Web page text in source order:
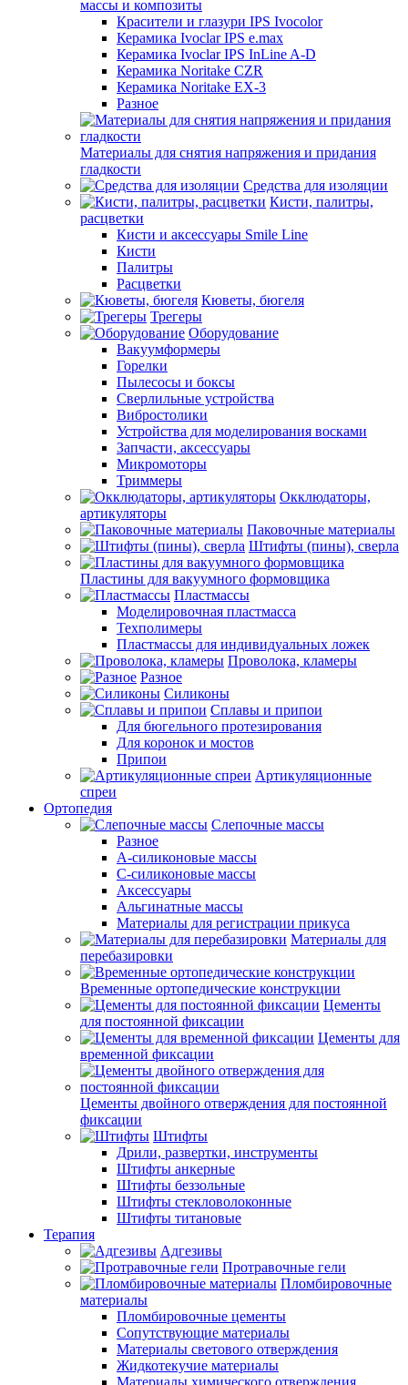
массы и композиты
Красители и глазури IPS Ivocolor
Керамика Ivoclar IPS e.max
Керамика Ivoclar IPS InLine A-D
Керамика Noritake CZR
Керамика Noritake EX-3
Разное
Материалы для снятия напряжения и придания
гладкости
Средства для изоляции
Кисти, палитры,
расцветки
Кисти и аксессуары Smile Line
Кисти
Палитры
Расцветки
Кюветы, бюгеля
Трегеры
Оборудование
Вакуумформеры
Горелки
Пылесосы и боксы
Сверлильные устройства
Вибростолики
Устройства для моделирования восками
Запчасти, аксессуары
Микромоторы
Триммеры
Окклюдаторы,
артикуляторы
Паковочные материалы
Штифты (пины), сверла
Пластины для вакуумного формовщика
Пластмассы
Моделировочная пластмасса
Техполимеры
Пластмассы для индивидуальных ложек
Проволока, кламеры
Разное
Силиконы
Сплавы и припои
Для бюгельного протезирования
Для коронок и мостов
Припои
Артикуляционные
спреи
Ортопедия
Слепочные массы
Разное
А-силиконовые массы
С-силиконовые массы
Аксессуары
Альгинатные массы
Материалы для регистрации прикуса
Материалы для
перебазировки
Временные ортопедические конструкции
Цементы
для постоянной фиксации
Цементы для
временной фиксации
Цементы двойного отверждения для постоянной
фиксации
Штифты
Дрили, развертки, инструменты
Штифты анкерные
Штифты беззольные
Штифты стекловолоконные
Штифты титановые
Терапия
Адгезивы
Протравочные гели
Пломбировочные
материалы
Пломбировочные цементы
Сопутствующие материалы
Материалы светового отверждения
Жидкотекучие материалы
Материалы химического отверждения